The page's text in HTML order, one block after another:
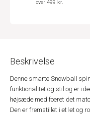
over 499 kr.
Beskrivelse
Denne smarte Snowball
funktionalitet og stil og er
højsæde med foeret det
Den er fremstillet i et let og